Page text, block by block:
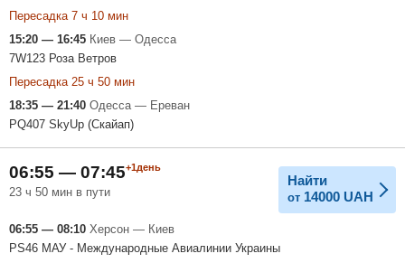
Пересадка 7 ч 10 мин
15:20 — 16:45 Киев — Одесса
7W123 Роза Ветров
Пересадка 25 ч 50 мин
18:35 — 21:40 Одесса — Ереван
PQ407 SkyUp (Скайап)
06:55 — 07:45+1день
23 ч 50 мин в пути
Найти
от 14000 UAH
06:55 — 08:10 Херсон — Киев
PS46 МАУ - Международные Авиалинии Украины